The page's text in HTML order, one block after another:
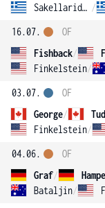
Sakellaridis /
16.07.
Fishback/
Finkelstein/
OF
03.07.
George/
Finkelstein/
OF
04.06.
Graf/
Hampe
Bataljin/
OF